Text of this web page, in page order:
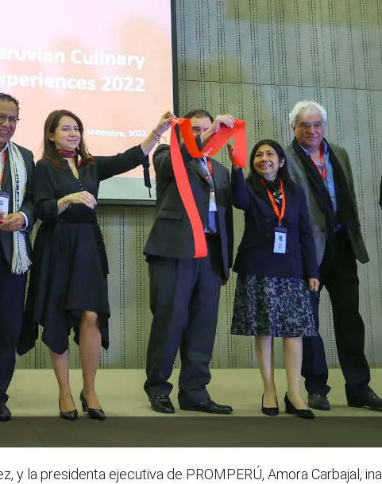
y la presidenta ejecutiva de PROMPERÚ, Amora Carbajal,